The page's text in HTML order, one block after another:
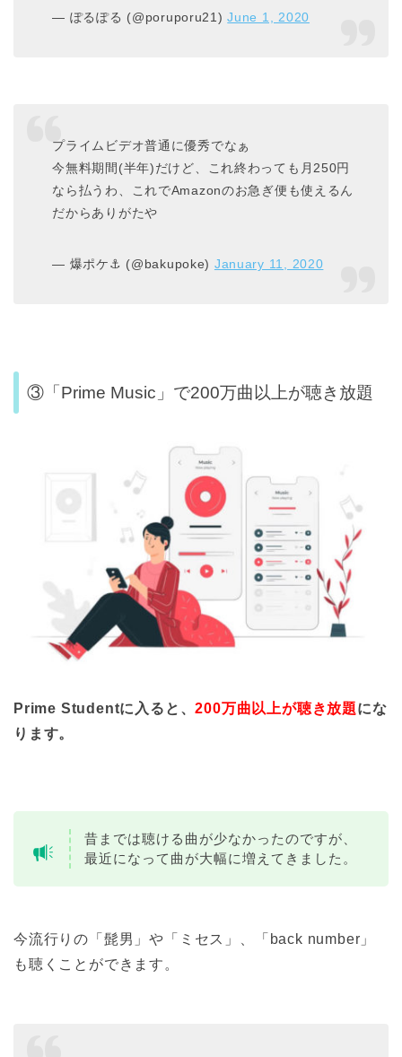
— ぽるぽる (@poruporu21)June 1, 2020
プライムビデオ普通に優秀でなぁ
今無料期間(半年)だけど、これ終わっても月250円
なら払うわ、これでAmazonのお急ぎ便も使えるん
だからありがたや
— 爆ポケ⚓ (@bakupoke) January 11, 2020
③「Prime Music」で200万曲以上が聴き放題
Prime Studentに入ると、200万曲以上が聴き放題にな
ります。
昔までは聴ける曲が少なかったのですが、
最近になって曲が大幅に増えてきました。
今流行りの「髭男」や「ミセス」、「back number」
も聴くことができます。